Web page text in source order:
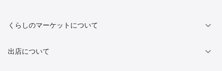
くらしのマーケットについて
出店について